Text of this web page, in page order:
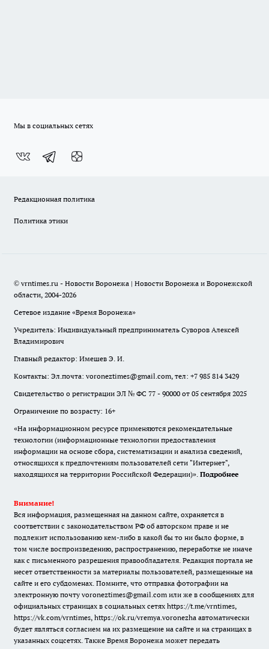
Мы в социальных сетях
Редакционная политика
Политика этики
© vrntimes.ru - Новости Воронежа | Новости Воронежа и Воронежской
области, 2004-2026
Сетевое издание «Время Воронежа»
Учредитель: Индивидуальный предприниматель Суворов Алексей
Владимирович
Главный редактор: Имешев Э. И.
Контакты: Эл.почта: voroneztimes@gmail.com, тел: +7 985 814 3429
Свидетельство о регистрации ЭЛ № ФС 77 - 90000 от 05 сентября 2025
Ограничение по возрасту: 16+
«На информационном ресурсе применяются рекомендательные
технологии (информационные технологии предоставления
информации на основе сбора, систематизации и анализа сведений,
относящихся к предпочтениям пользователей сети "Интернет",
находящихся на территории Российской Федерации)». Подробнее
Внимание!
Вся информация, размещенная на данном сайте, охраняется в
соответствии с законодательством РФ об авторском праве и не
подлежит использованию кем-либо в какой бы то ни было форме, в
том числе воспроизведению, распространению, переработке не иначе
как с письменного разрешения правообладателя. Редакция портала не
несет ответственности за материалы пользователей, размещенные на
сайте и его субдоменах. Помните, что отправка фотографии на
электронную почту voroneztimes@gmail.com или же в сообщениях для
официальных страницах в социальных сетях https://t.me/vrntimes,
https://vk.com/vrntimes, https://ok.ru/vremya.voronezha автоматически
будет являться согласием на их размещение на сайте и на страницах в
указанных соцсетях. Также Время Воронежа может передать